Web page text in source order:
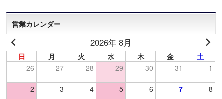
営業カレンダー
2026年 8月
日 月 火 水 木 金
土
26
27 28 29 30 31 1
2 3 4 5 6 7 8